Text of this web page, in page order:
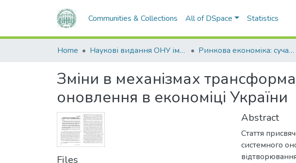
Communities & Collections All of DSpace Statistics
Home Наукові видання ОНУ імені І. І. Мечникова Ринкова економіка: сучасна теорія і практика управління
Зміни в механізмах
оновлення в економіці України
Files
Abstract
Стаття
системного